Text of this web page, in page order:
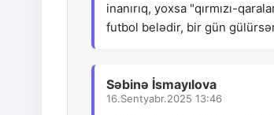
inanırıq, yoxsa "qırmızı-
futbol belədir, bir gün
Səbinə İsmayılova
16.Sentyabr.2025 13:46